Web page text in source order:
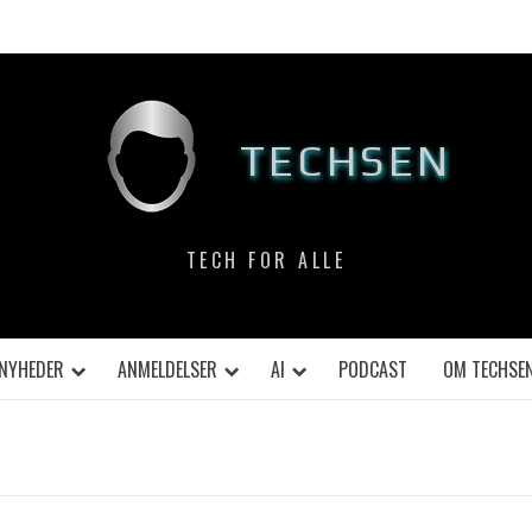
TECHSEN
TECH FOR ALLE
NYHEDER ANMELDELSER AI PODCAST OM